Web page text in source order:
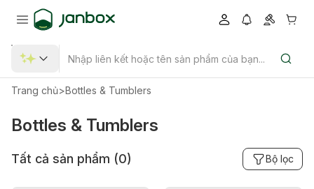
Trang chủ>Bottles & Tumblers
Bottles & Tumblers
Tất cả sản phẩm (0) Bộ lọc